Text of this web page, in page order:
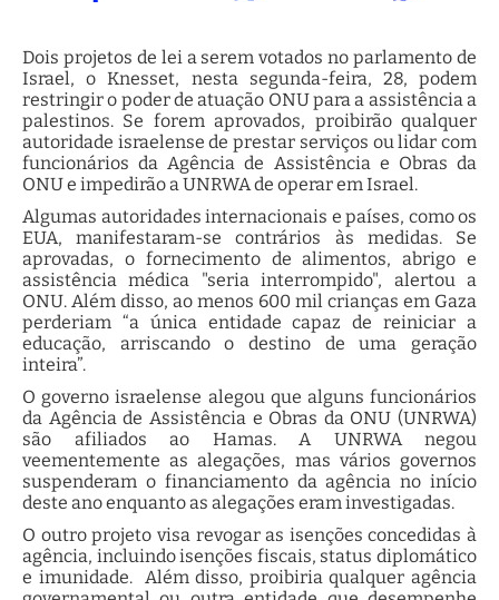
Dois projetos de lei a serem votados no parlamento de
Israel, o Knesset, nesta segunda-feira, 28, podem
restringir o poder de atuação ONU para a assistência a
palestinos. Se forem aprovados, proibirão qualquer
autoridade israelense de prestar serviços ou lidar com
funcionários da Agência de Assistência e Obras da
ONU e impedirão a UNRWA de operar em Israel.
Algumas autoridades internacionais e países, como os
EUA, manifestaram-se contrários às medidas. Se
aprovadas, o fornecimento de alimentos, abrigo e
assistência médica "seria interrompido", alertou a
ONU. Além disso, ao menos 600 mil crianças em Gaza
perderiam “a única entidade capaz de reiniciar a
educação, arriscando o destino de uma geração
inteira”.
O governo israelense alegou que alguns funcionários
da Agência de Assistência e Obras da ONU (UNRWA)
são afiliados ao Hamas. A UNRWA negou
veementemente as alegações, mas vários governos
suspenderam o financiamento da agência no início
deste ano enquanto as alegações eram investigadas.
O outro projeto visa revogar as isenções concedidas à
agência, incluindo isenções fiscais, status diplomático
e imunidade. Além disso, proibiria qualquer agência